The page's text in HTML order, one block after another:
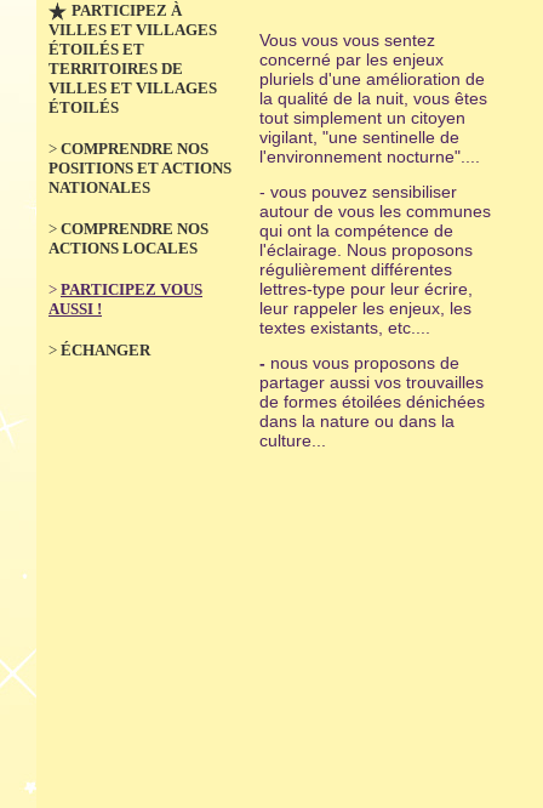
PARTICIPEZ À
VILLES ET VILLAGES
ÉTOILÉS ET
TERRITOIRES DE
VILLES ET VILLAGES
ÉTOILÉS
> COMPRENDRE NOS
POSITIONS ET ACTIONS
NATIONALES
> COMPRENDRE NOS
ACTIONS LOCALES
> PARTICIPEZ VOUS
AUSSI !
> ÉCHANGER
Vous vous vous sentez
concerné par les enjeux
pluriels d'une amélioration de
la qualité de la nuit, vous êtes
tout simplement un citoyen
vigilant, "une sentinelle de
l'environnement nocturne"....
- vous pouvez sensibiliser
autour de vous les communes
qui ont la compétence de
l'éclairage. Nous proposons
régulièrement différentes
lettres-type pour leur écrire,
leur rappeler les enjeux, les
textes existants, etc....
- nous vous proposons de
partager aussi vos trouvailles
de formes étoilées dénichées
dans la nature ou dans la
culture...